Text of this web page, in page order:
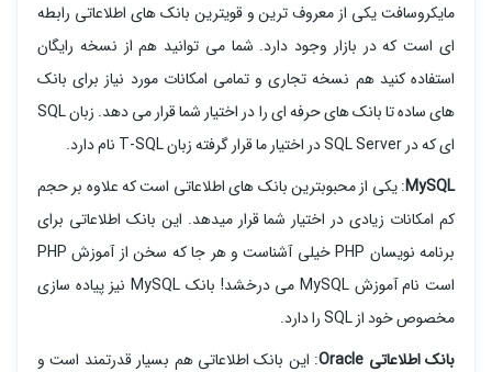
مایکروسافت یکی از معروف ترین و قویترین بانک های اطلاعاتی رابطه
ای است که در بازار وجود دارد. شما می توانید هم از نسخه رایگان
استفاده کنید هم نسخه تجاری و تمامی امکانات مورد نیاز برای بانک
های ساده تا بانک های حرفه ای را در اختیار شما قرار می دهد. زبان SQL
ای که در SQL Server در اختیار ما قرار گرفته زبان T-SQL نام دارد.
MySQL: یکی از محبوبترین بانک های اطلاعاتی است که علاوه بر حجم
کم امکانات زیادی در اختیار شما قرار میدهد. این بانک اطلاعاتی برای
برنامه نویسان PHP خیلی آشناست و هر جا که سخن از آموزش PHP
است نام آموزش MySQL می درخشد! بانک MySQL نیز پیاده سازی
مخصوص خود از SQL را دارد.
بانک اطلاعاتی Oracle
: این بانک اطلاعاتی هم بسیار قدرتمند است و